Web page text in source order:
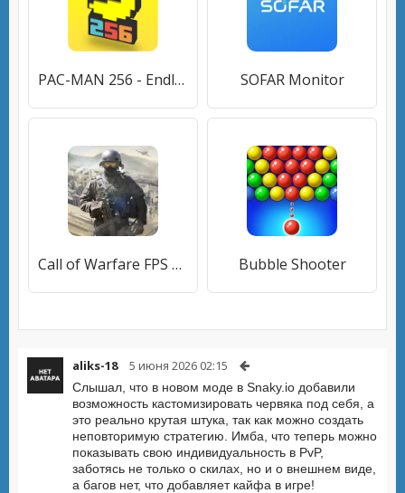
PAC-MAN 256 - Endless Maze SOFAR Monitor
Call of Warfare FPS War Duty Bubble Shooter
aliks-18 5 июня 2026 02:15
Слышал, что в новом моде в Snaky.io добавили
возможность кастомизировать червяка под себя, а
это реально крутая штука, так как можно создать
неповторимую стратегию. Имба, что теперь можно
показывать свою индивидуальность в PvP,
заботясь не только о скилах, но и о внешнем виде,
а багов нет, что добавляет кайфа в игре!